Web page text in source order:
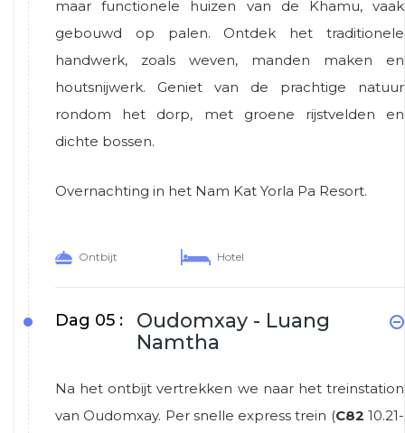
maar functionele huizen van de Khamu, vaak
gebouwd op palen. Ontdek het traditionele
handwerk, zoals weven, manden maken en
houtsnijwerk. Geniet van de prachtige natuur
rondom het dorp, met groene rijstvelden en
dichte bossen.
Overnachting in het Nam Kat Yorla Pa Resort.
Ontbijt Hotel
Dag 05 :
Oudomxay - Luang
Namtha
Na het ontbijt vertrekken we naar het treinstation
van Oudomxay. Per snelle express trein (C82 10.21-